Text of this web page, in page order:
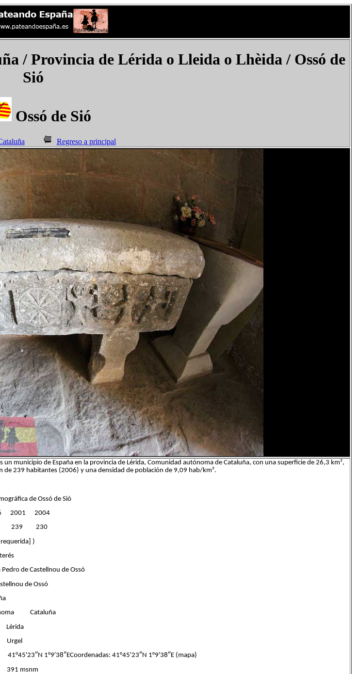
/ Provincia de Lérida o Lleida o Lhèida / Ossó de
Sió
Ossó de Sió
Regreso a principal
un municipio de España en la provincia de Lérida, Comunidad autónoma de Cataluña, con una superficie de 26,3 km²,
de 239 habitantes (2006) y una densidad de población de 9,09 hab/km².
de Ossó de Sió
2001 2004
239 230
)
Pedro de Castellnou de Ossó
de Ossó
Cataluña
Lérida
Urgel
1°9′38″ECoordenadas: 41°45′23″N 1°9′38″E (mapa)
msnm